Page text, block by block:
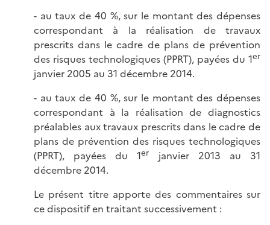
- au taux de 40 %, sur le montant des dépenses
correspondant à la réalisation de travaux
prescrits dans le cadre de plans de prévention
des risques technologiques (PPRT), payées du 1er
janvier 2005 au 31 décembre 2014.
- au taux de 40 %, sur le montant des dépenses
correspondant à la réalisation de diagnostics
préalables aux travaux prescrits dans le cadre de
plans de prévention des risques technologiques
(PPRT), payées du 1er
janvier 2013 au 31
décembre 2014.
Le présent titre apporte des commentaires sur
ce dispositif en traitant successivement :